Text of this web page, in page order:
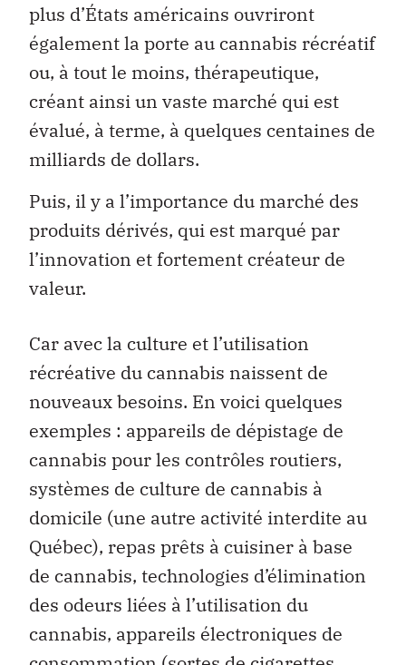
plus d’États américains ouvriront
également la porte au cannabis récréatif
ou, à tout le moins, thérapeutique,
créant ainsi un vaste marché qui est
évalué, à terme, à quelques centaines de
milliards de dollars.
Puis, il y a l’importance du marché des
produits dérivés, qui est marqué par
l’innovation et fortement créateur de
valeur.
Car avec la culture et l’utilisation
récréative du cannabis naissent de
nouveaux besoins. En voici quelques
exemples : appareils de dépistage de
cannabis pour les contrôles routiers,
systèmes de culture de cannabis à
domicile (une autre activité interdite au
Québec), repas prêts à cuisiner à base
de cannabis, technologies d’élimination
des odeurs liées à l’utilisation du
cannabis, appareils électroniques de